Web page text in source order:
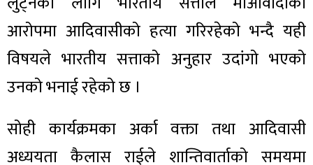
आरोपमा आदिवासीको हत्या गरिरहेको भन्दै यही
विषयले भारतीय सत्ताको अनुहार उदांगो भएको
उनको भनाई रहेको छ ।
सोही कार्यक्रमका अर्का वक्ता तथा आदिवासी
अध्ययता कैलास राईले शान्तिवार्ताको समयमा